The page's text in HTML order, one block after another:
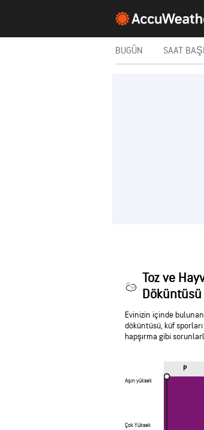
BUGÜN SAAT BAŞI
Toz ve
Döküntüsü
Evinizin içinde
döküntüsü, küf
hapşırma gibi
Aşırı yüksek
Çok Yüksek
P
Aşırı yüksek
Çok Yüksek